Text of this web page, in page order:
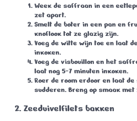
Week de saffraan in een
zet apart.
Smelt de boter in een pan en
knoflook tot ze glazig zijn.
Voeg de witte wijn toe en laat
inkoken.
Voeg de visbouillon en het
laat nog 5-7 minuten inkoken.
Roer de room erdoor en laat
sudderen. Breng op smaak met
2. Zeeduivelfilets bakken